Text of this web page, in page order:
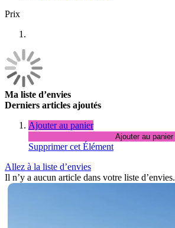
Prix
Ma liste d’envies
Derniers articles ajoutés
Ajouter au panier
Ajouter au panier
Supprimer cet Élément
Allez à la liste d’envies
Il n’y a aucun article dans votre liste d’envies.